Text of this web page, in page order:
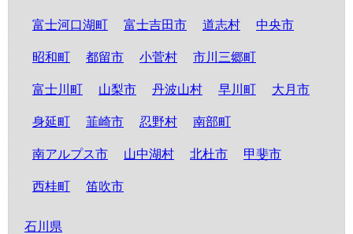
富士河口湖町 富士吉田市 道志村 中央市
昭和町 都留市 小菅村 市川三郷町
富士川町 山梨市 丹波山村 早川町 大月市
身延町 韮崎市 忍野村 南部町
南アルプス市 山中湖村 北杜市 甲斐市
西桂町 笛吹市
石川県